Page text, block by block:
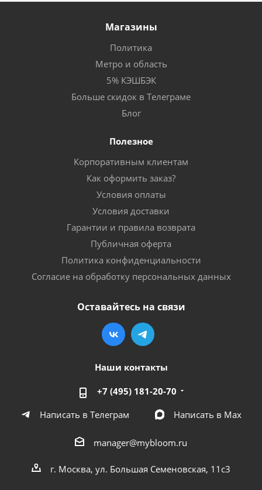
Магазины
Политика
Метро и область
5% КЭШБЭК
Больше скидок в Телеграме
Блог
Полезное
Корпоративным клиентам
Как оформить заказ?
Условия оплаты
Условия доставки
Гарантии и правила возврата
Публичная оферта
Политика конфиденциальности
Согласие на обработку персональных данных
Оставайтесь на связи
Наши контакты
+7 (495) 181-20-70
Написать в Телеграм
Написать в Мах
manager@mybloom.ru
г. Москва, ул. Большая Семеновская, 11с3